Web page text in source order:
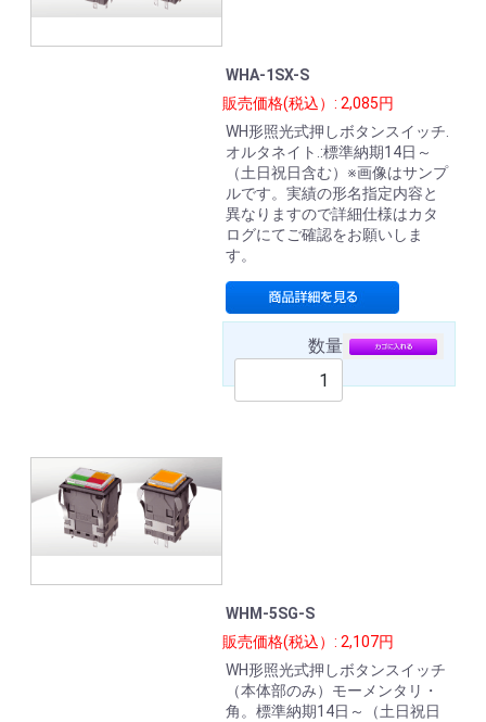
WHA-1SX-S
販売価格(税込）: 2,085円
WH形照光式押しボタンスイッチ.
オルタネイト.:標準納期14日～
（土日祝日含む）※画像はサンプ
ルです。実績の形名指定内容と
異なりますので詳細仕様はカタ
ログにてご確認をお願いしま
す。
数量
WHM-5SG-S
販売価格(税込）: 2,107円
WH形照光式押しボタンスイッチ
（本体部のみ）モーメンタリ・
角。標準納期14日～（土日祝日